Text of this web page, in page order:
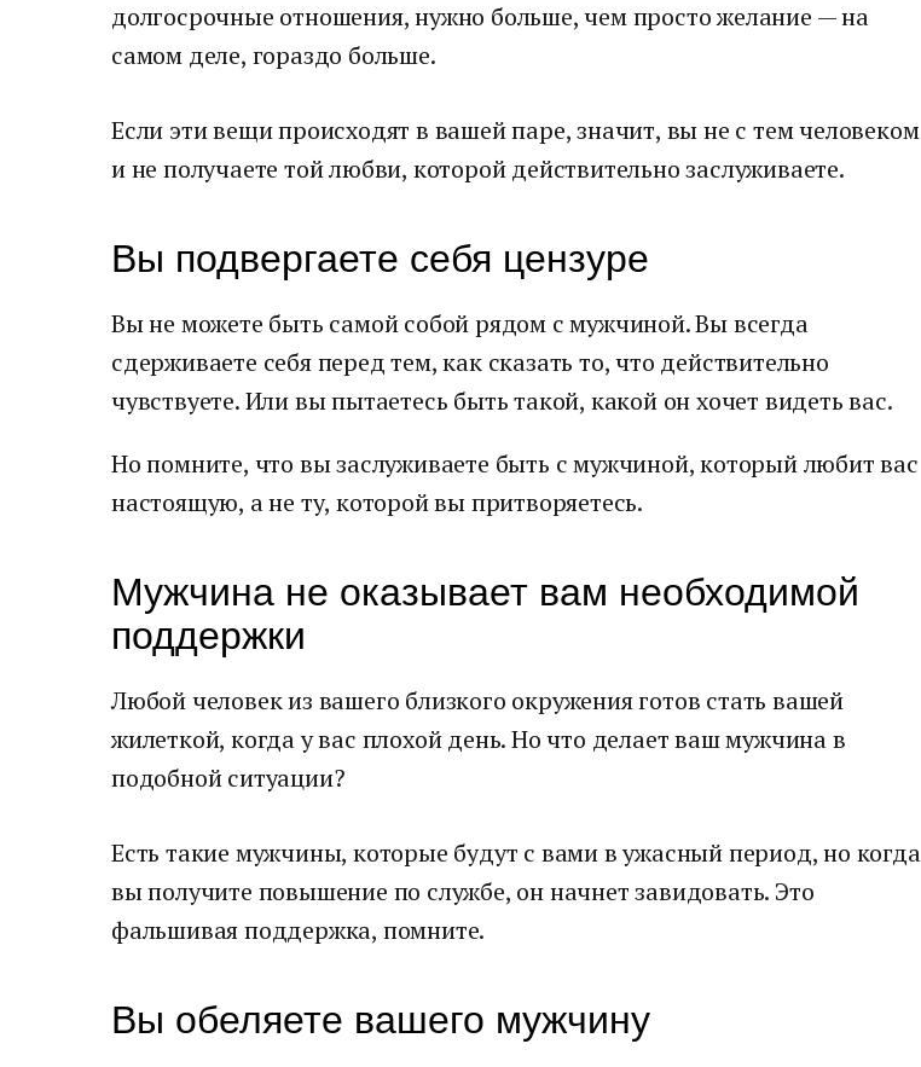
долгосрочные отношения, нужно больше, чем просто желание — на
самом деле, гораздо больше.
Если эти вещи происходят в вашей паре, значит, вы не с тем человеком
и не получаете той любви, которой действительно заслуживаете.
Вы подвергаете себя цензуре
Вы не можете быть самой собой рядом с мужчиной. Вы всегда
сдерживаете себя перед тем, как сказать то, что действительно
чувствуете. Или вы пытаетесь быть такой, какой он хочет видеть вас.
Но помните, что вы заслуживаете быть с мужчиной, который любит вас
настоящую, а не ту, которой вы притворяетесь.
Мужчина не оказывает вам необходимой
поддержки
Любой человек из вашего близкого окружения готов стать вашей
жилеткой, когда у вас плохой день. Но что делает ваш мужчина в
подобной ситуации?
Есть такие мужчины, которые будут с вами в ужасный период, но когда
вы получите повышение по службе, он начнет завидовать. Это
фальшивая поддержка, помните.
Вы обеляете вашего мужчину